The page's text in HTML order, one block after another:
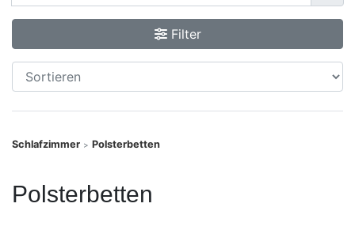
Filter
Schlafzimmer > Polsterbetten
Polsterbetten
PREMIUM
Schnell
lieferbar
SALE
Möbel-